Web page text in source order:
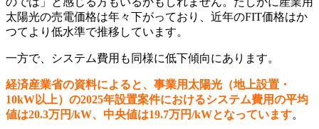
太陽光の売電価格は年々下がっており、近年のFIT価格はか
つてより低水準で推移しています。
一方で、システム費用も同様に低下傾向にあります。
経済産業省の資料によると、事業用太陽光（地上設置・
10kW以上）の2025年設置案件におけるシステム費用の平均
値は20.3万円/kW、中央値は19.7万円/kWとなっています。